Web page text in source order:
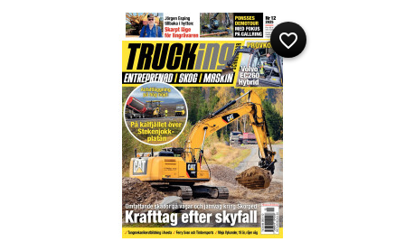
favorite_border